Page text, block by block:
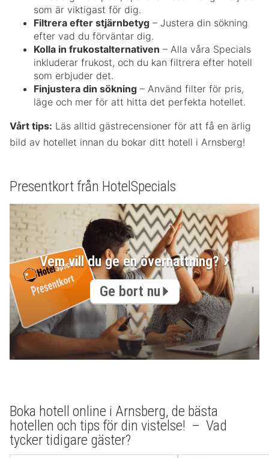
som är viktigast för dig.
Filtrera efter stjärnbetyg – Justera din sökning
efter vad du förväntar dig.
Kolla in frukostalternativen – Alla våra Specials
inkluderar frukost, och du kan filtrera efter hotell
som erbjuder det.
Finjustera din sökning – Använd filter för pris,
läge och mer för att hitta det perfekta hotellet.
Vårt tips: Läs alltid gästrecensioner för att få en ärlig
bild av hotellet innan du bokar ditt hotell i Arnsberg!
Presentkort från HotelSpecials
Vem vill du ge en övernattning?
Ge bort nu
Boka hotell online i Arnsberg, de bästa
hotellen och tips för din vistelse! – Vad
tycker tidigare gäster?